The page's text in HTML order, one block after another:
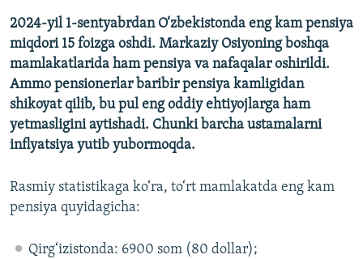
2024-yil 1-sentyabrdan O‘zbekistonda eng kam pensiya
miqdori 15 foizga oshdi. Markaziy Osiyoning boshqa
mamlakatlarida ham pensiya va nafaqalar oshirildi.
Ammo pensionerlar baribir pensiya kamligidan
shikoyat qilib, bu pul eng oddiy ehtiyojlarga ham
yetmasligini aytishadi. Chunki barcha ustamalarni
inflyatsiya yutib yubormoqda.
Rasmiy statistikaga ko‘ra, to‘rt mamlakatda eng kam
pensiya quyidagicha:
Qirg‘izistonda: 6900 som (80 dollar);